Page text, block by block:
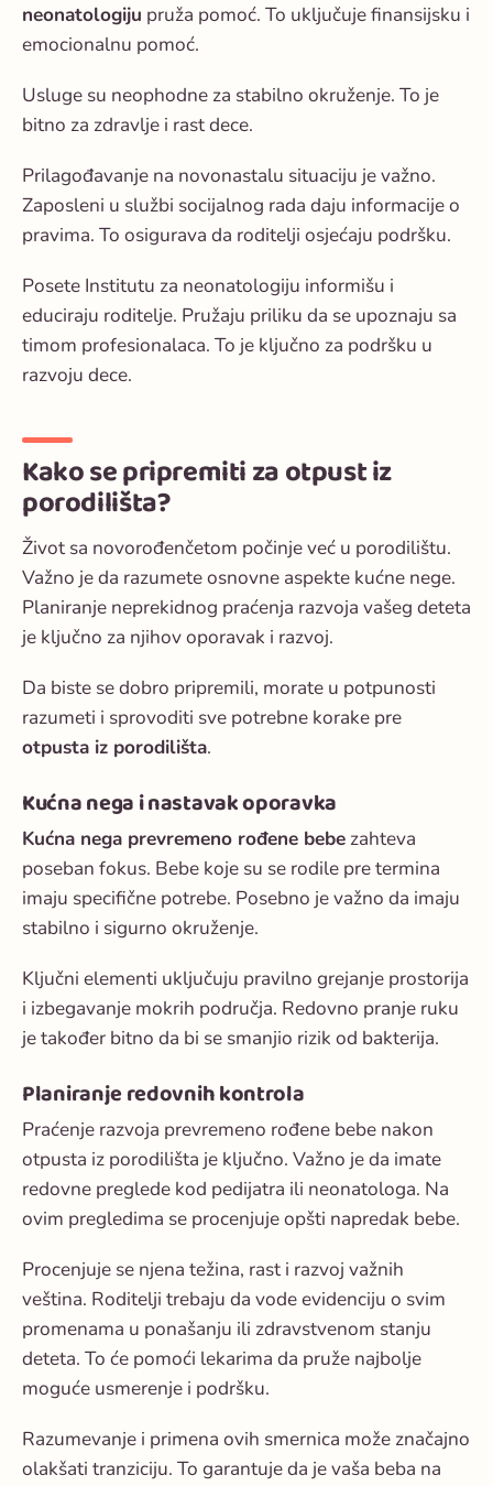
neonatologiju pruža pomoć. To uključuje finansijsku i
emocionalnu pomoć.
Usluge su neophodne za stabilno okruženje. To je
bitno za zdravlje i rast dece.
Prilagođavanje na novonastalu situaciju je važno.
Zaposleni u službi socijalnog rada daju informacije o
pravima. To osigurava da roditelji osjećaju podršku.
Posete Institutu za neonatologiju informišu i
educiraju roditelje. Pružaju priliku da se upoznaju sa
timom profesionalaca. To je ključno za podršku u
razvoju dece.
Kako se pripremiti za otpust iz
porodilišta?
Život sa novorođenčetom počinje već u porodilištu.
Važno je da razumete osnovne aspekte kućne nege.
Planiranje neprekidnog praćenja razvoja vašeg deteta
je ključno za njihov oporavak i razvoj.
Da biste se dobro pripremili, morate u potpunosti
razumeti i sprovoditi sve potrebne korake pre
otpusta iz porodilišta.
Kućna nega i nastavak oporavka
Kućna nega prevremeno rođene bebe zahteva
poseban fokus. Bebe koje su se rodile pre termina
imaju specifične potrebe. Posebno je važno da imaju
stabilno i sigurno okruženje.
Ključni elementi uključuju pravilno grejanje prostorija
i izbegavanje mokrih područja. Redovno pranje ruku
je također bitno da bi se smanjio rizik od bakterija.
Planiranje redovnih kontrola
Praćenje razvoja prevremeno rođene bebe nakon
otpusta iz porodilišta je ključno. Važno je da imate
redovne preglede kod pedijatra ili neonatologa. Na
ovim pregledima se procenjuje opšti napredak bebe.
Procenjuje se njena težina, rast i razvoj važnih
veština. Roditelji trebaju da vode evidenciju o svim
promenama u ponašanju ili zdravstvenom stanju
deteta. To će pomoći lekarima da pruže najbolje
moguće usmerenje i podršku.
Razumevanje i primena ovih smernica može značajno
olakšati tranziciju. To garantuje da je vaša beba na